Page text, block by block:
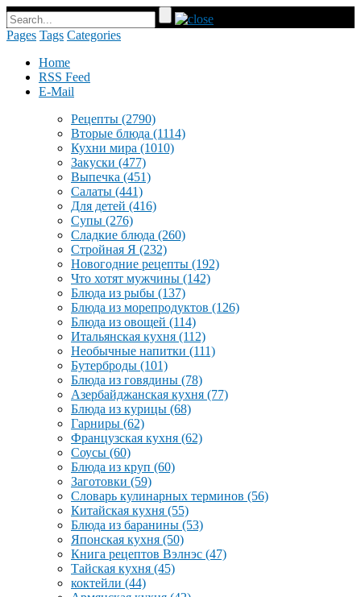
Pages Tags Categories
Home
RSS Feed
E-Mail
Рецепты (2790)
Вторые блюда (1114)
Кухни мира (1010)
Закуски (477)
Выпечка (451)
Салаты (441)
Для детей (416)
Супы (276)
Сладкие блюда (260)
Стройная Я (232)
Новогодние рецепты (192)
Что хотят мужчины (142)
Блюда из рыбы (137)
Блюда из морепродуктов (126)
Блюда из овощей (114)
Итальянская кухня (112)
Необычные напитки (111)
Бутерброды (101)
Блюда из говядины (78)
Азербайджанская кухня (77)
Блюда из курицы (68)
Гарниры (62)
Французская кухня (62)
Соусы (60)
Блюда из круп (60)
Заготовки (59)
Словарь кулинарных терминов (56)
Китайская кухня (55)
Блюда из баранины (53)
Японская кухня (50)
Книга рецептов Вэлнэс (47)
Тайская кухня (45)
коктейли (44)